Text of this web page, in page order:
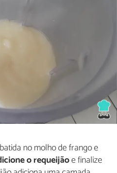
no molho de frango e
o requeijãoe finalize